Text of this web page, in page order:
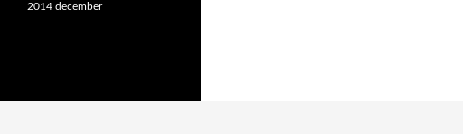
2014 december